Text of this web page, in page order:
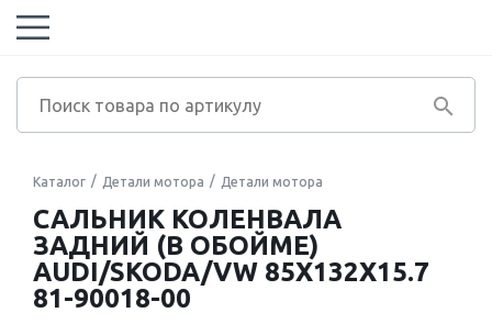
Каталог Детали мотора Детали мотора
САЛЬНИК КОЛЕНВАЛА
ЗАДНИЙ (В ОБОЙМЕ)
AUDI/SKODA/VW 85X132X15.7
81-90018-00